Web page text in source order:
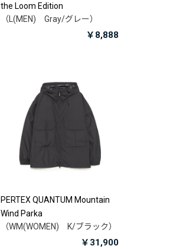
the Loom Edition
（L(MEN) Gray/グレー）
￥8,888
PERTEX QUANTUM Mountain
Wind Parka
（WM(WOMEN) K/ブラック）
￥31,900